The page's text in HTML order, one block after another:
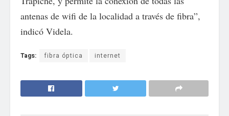
antenas de wifi de la localidad a través de fibra”,
indicó Videla.
Tags: fibra óptica internet